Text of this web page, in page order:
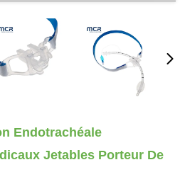
Endotrachéale
Jetables Porteur De